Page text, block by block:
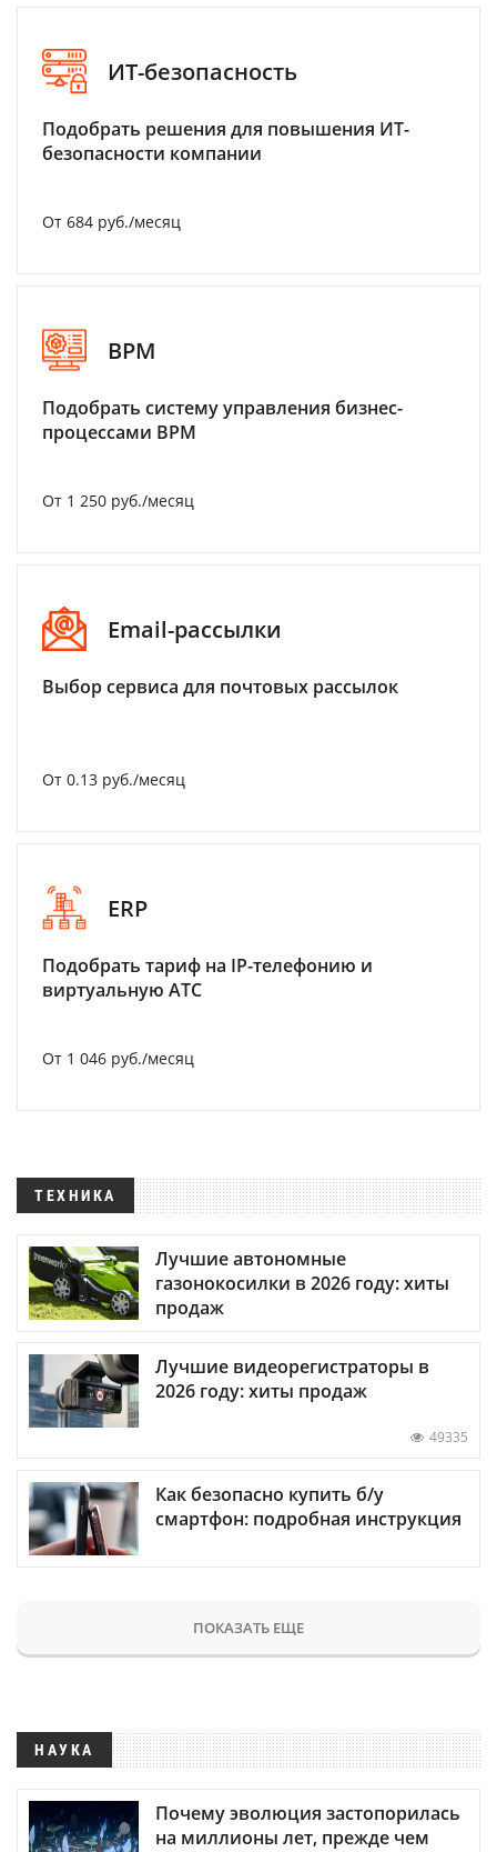
ИТ-безопасность
Подобрать решения для повышения ИТ-
безопасности компании
От 684 руб./месяц
BPM
Подобрать систему управления бизнес-
процессами BPM
От 1 250 руб./месяц
Email-рассылки
Выбор сервиса для почтовых рассылок
От 0.13 руб./месяц
ERP
Подобрать тариф на IP-телефонию и
виртуальную АТС
От 1 046 руб./месяц
ТЕХНИКА
Лучшие автономные
газонокосилки в 2026 году: хиты
продаж
Лучшие видеорегистраторы в
2026 году: хиты продаж
49335
Как безопасно купить б/у
смартфон: подробная инструкция
ПОКАЗАТЬ ЕЩЕ
НАУКА
Почему эволюция застопорилась
на миллионы лет, прежде чем